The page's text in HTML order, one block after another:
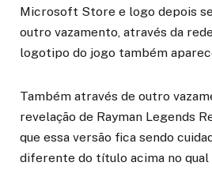
Microsoft Store e logo depois
outro vazamento, através da rede
logotipo do jogo também
Também através de outro
revelação de Rayman Legends
que essa versão fica sendo
diferente do título acima no